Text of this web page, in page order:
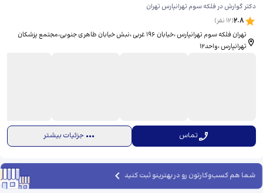
دکتر گوارش در فلکه سوم تهرانپارس تهران
2.8
(
12 نفر)
تهران فلکه سوم تهرانپارس ،خیابان 196 غربی ،نبش خیابان طاهری جنوبی،مجتمع پزشکان
تهرانپارس ،واحد12
تماس جزئیات بیشتر
شما هم کسب‌وکارتون رو در بهترینو ثبت کنید